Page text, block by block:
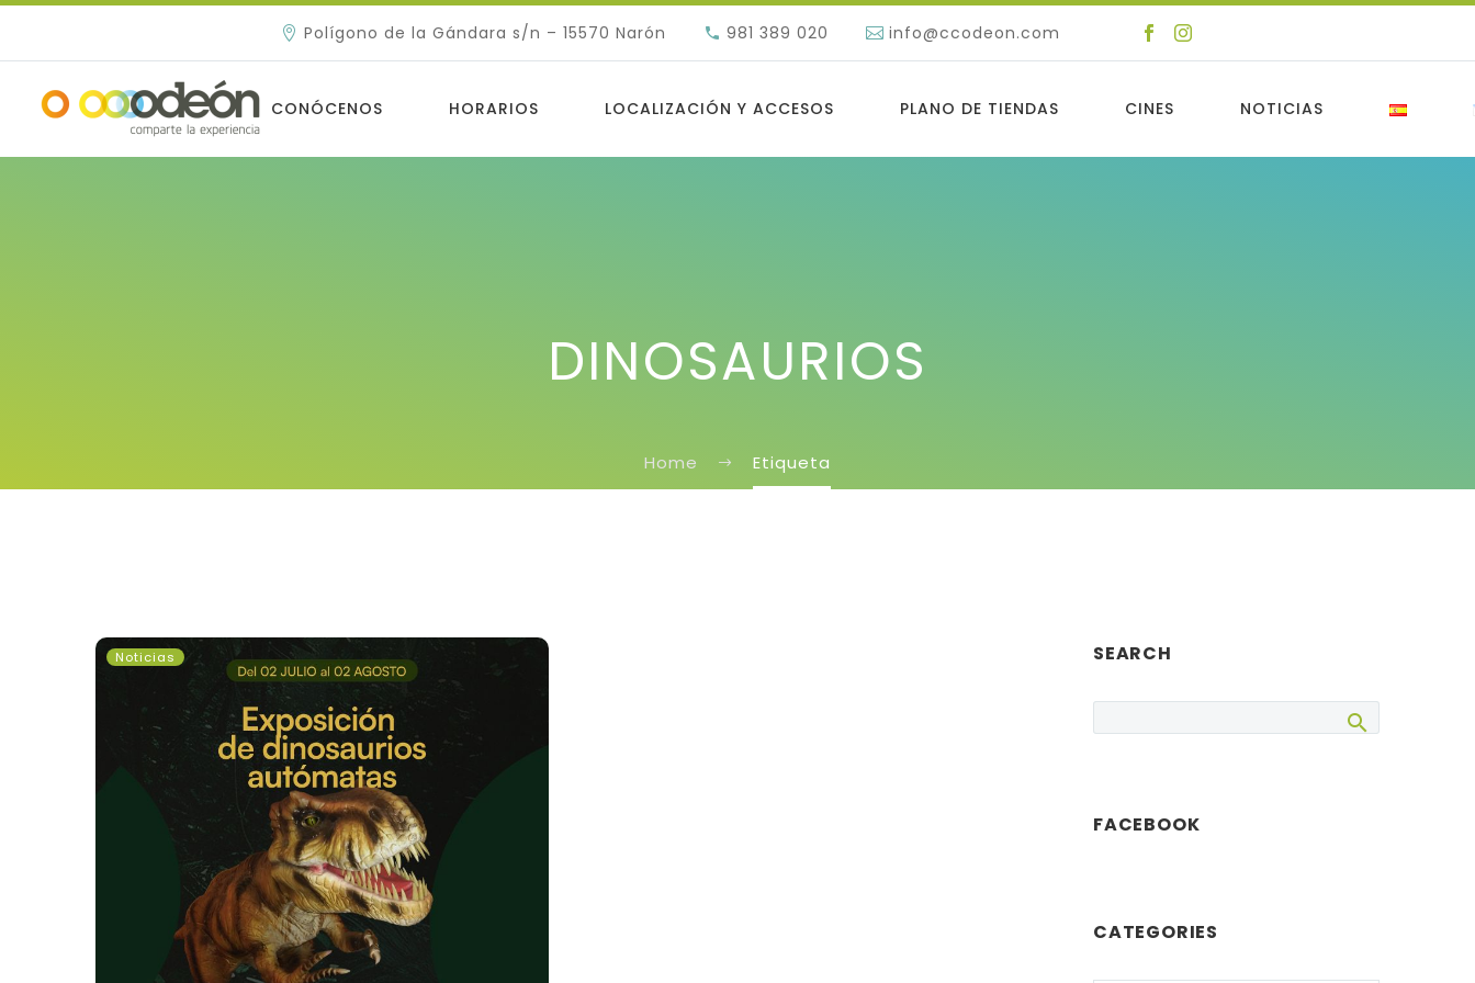
Polígono de la Gándara s/n – 15570 Narón 981 389 020 info@ccodeon.com
CONÓCENOS HORARIOS LOCALIZACIÓN Y ACCESOS PLANO DE TIENDAS CINES NOTICIAS
DINOSAURIOS
Home Etiqueta
Exposición
de
Dinosaurios
Autómatas
Noticias SEARCH
FACEBOOK
CATEGORIES